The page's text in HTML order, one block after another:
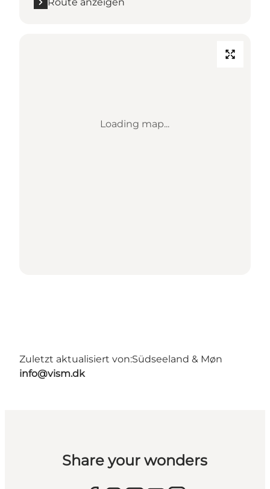
Loading map...
Zuletzt aktualisiert von:Südseeland & Møn
info@vism.dk
Share your wonders